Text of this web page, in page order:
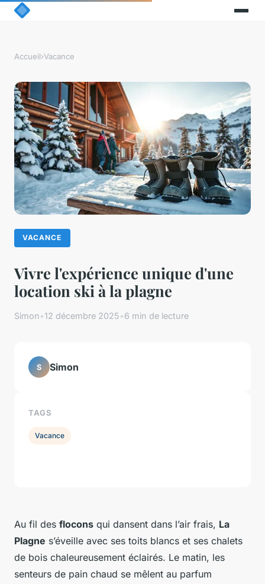
Accueil›Vacance
VACANCE
Vivre l'expérience unique d'une
location ski à la plagne
Simon•12 décembre 2025•6 min de lecture
Au fil des flocons qui dansent dans l’air frais, La
Plagne s’éveille avec ses toits blancs et ses chalets
de bois chaleureusement éclairés. Le matin, les
senteurs de pain chaud se mêlent au parfum
S Simon
TAGS
Vacance